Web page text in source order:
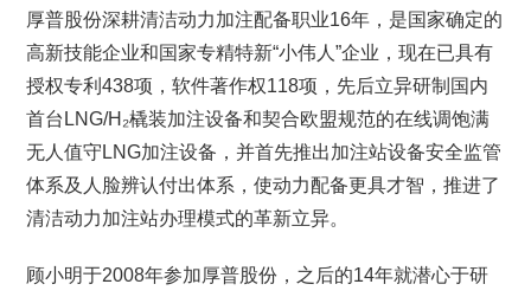
厚普股份深耕清洁动力加注配备职业16年，是国家确定的
高新技能企业和国家专精特新“小伟人”企业，现在已具有
授权专利438项，软件著作权118项，先后立异研制国内
首台LNG/H₂橇装加注设备和契合欧盟规范的在线调饱满
无人值守LNG加注设备，并首先推出加注站设备安全监管
体系及人脸辨认付出体系，使动力配备更具才智，推进了
清洁动力加注站办理模式的革新立异。
顾小明于2008年参加厚普股份，之后的14年就潜心于研